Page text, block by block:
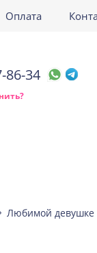
Оплата
86-34
Любимой девушке